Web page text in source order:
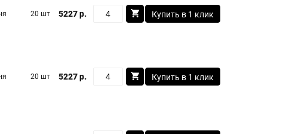
20 шт 5227 р. Купить в 1 клик
20 шт 5227 р. Купить в 1 клик